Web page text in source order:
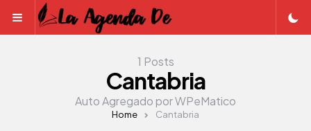
Menu
1 Posts
Cantabria
Auto Agregado por WPeMatico
Home Cantabria